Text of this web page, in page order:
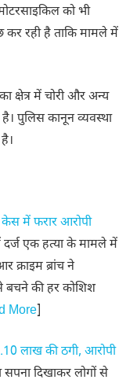
को भी
कर रही है ताकि मामले में
क्षेत्र में चोरी और अन्य
पुलिस कानून व्यवस्था
केस में फरार आरोपी
दर्ज एक हत्या के मामले में
ब्रांच ने
बचने की हर कोशिश
More]
लाख की ठगी, आरोपी
दिखाकर लोगों से